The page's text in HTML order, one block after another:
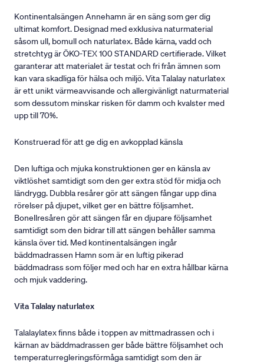
Kontinentalsängen Annehamn är en säng som ger dig
ultimat komfort. Designad med exklusiva naturmaterial
såsom ull, bomull och naturlatex. Både kärna, vadd och
stretchtyg är ÖKO-TEX 100 STANDARD certifierade. Vilket
garanterar att materialet är testat och fri från ämnen som
kan vara skadliga för hälsa och miljö. Vita Talalay naturlatex
är ett unikt värmeavvisande och allergivänligt naturmaterial
som dessutom minskar risken för damm och kvalster med
upp till 70%.
Konstruerad för att ge dig en avkopplad känsla
Den luftiga och mjuka konstruktionen ger en känsla av
viktlöshet samtidigt som den ger extra stöd för midja och
ländrygg. Dubbla resårer gör att sängen fångar upp dina
rörelser på djupet, vilket ger en bättre följsamhet.
Bonellresåren gör att sängen får en djupare följsamhet
samtidigt som den bidrar till att sängen behåller samma
känsla över tid. Med kontinentalsängen ingår
bäddmadrassen Hamn som är en luftig pikerad
bäddmadrass som följer med och har en extra hållbar kärna
och mjuk vaddering.
Vita Talalay naturlatex
Talalaylatex finns både i toppen av mittmadrassen och i
kärnan av bäddmadrassen ger både bättre följsamhet och
temperaturregleringsförmåga samtidigt som den är